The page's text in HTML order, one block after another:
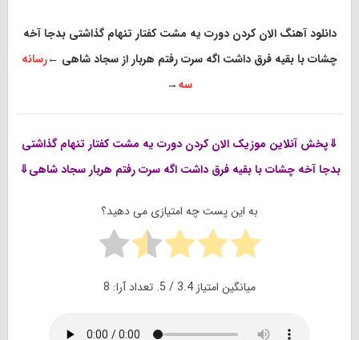
دانلود آهنگ الان کردن دورت یه مشت کفتار تنهام گذاشتی بدجا آخه
چشات با بقیه فرق داشت اگه سرت رفتم هربار از سجاد شاهی ←رسانه
سه→
⇓پخش آنلاین موزیکالان کردن دورت یه مشت کفتار تنهام گذاشتی
بدجا آخه چشات با بقیه فرق داشت اگه سرت رفتم هربار سجاد شاهی⇓
به این پست چه امتیازی می دهید؟
میانگین امتیاز 3.4 / 5. تعداد آرا: 8